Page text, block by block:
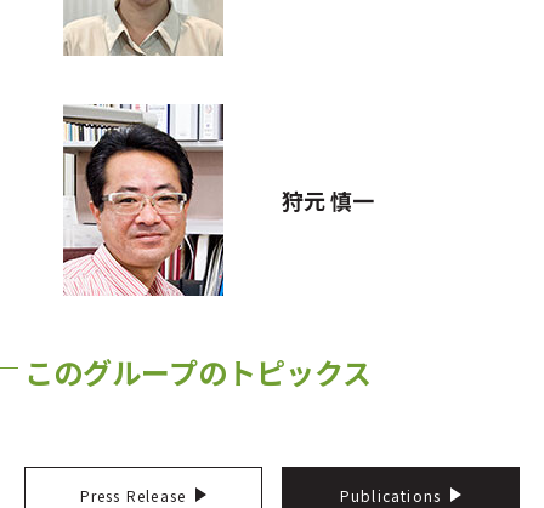
狩元 慎一
このグループのトピックス
Press Release Publications